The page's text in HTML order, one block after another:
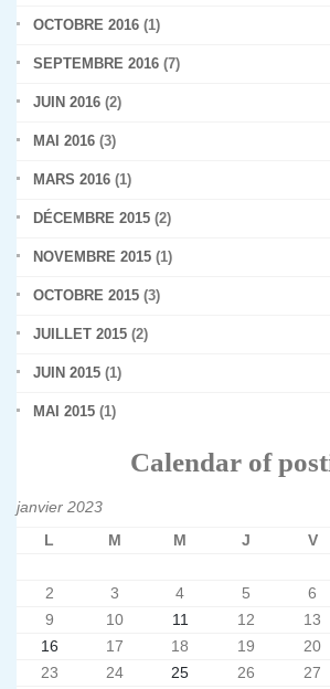
OCTOBRE 2016 (1)
SEPTEMBRE 2016 (7)
JUIN 2016 (2)
MAI 2016 (3)
MARS 2016 (1)
DÉCEMBRE 2015 (2)
NOVEMBRE 2015 (1)
OCTOBRE 2015 (3)
JUILLET 2015 (2)
JUIN 2015 (1)
MAI 2015 (1)
Calendar of
janvier 2023
L
M M J V
2
3 4 5 6
9
10 11 12 13
16
17 18 19 20
23
24 25 26 27